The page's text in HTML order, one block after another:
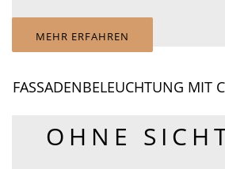
MEHR ERFAHREN
FASSADENBELEUCHTUNG MIT
OHNE